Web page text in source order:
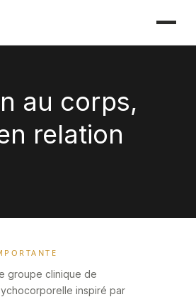
au corps,
relation
groupe clinique de
inspiré par